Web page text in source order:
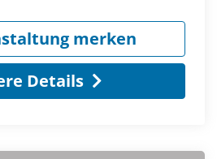
merken
Details